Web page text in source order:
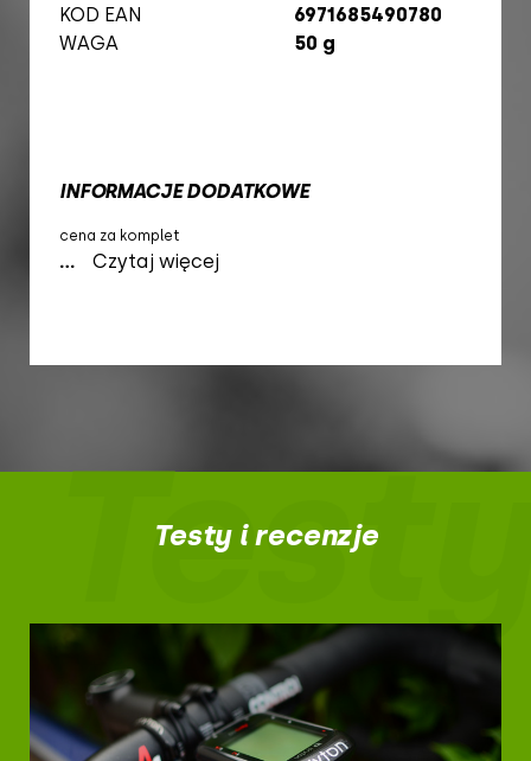
KOD EAN
6971685490780
WAGA
50 g
INFORMACJE DODATKOWE
cena za komplet
... Czytaj więcej
Testy
Testy i recenzje